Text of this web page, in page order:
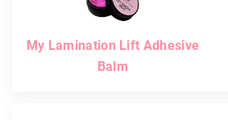
My Lamination Lift Adhesive
Balm